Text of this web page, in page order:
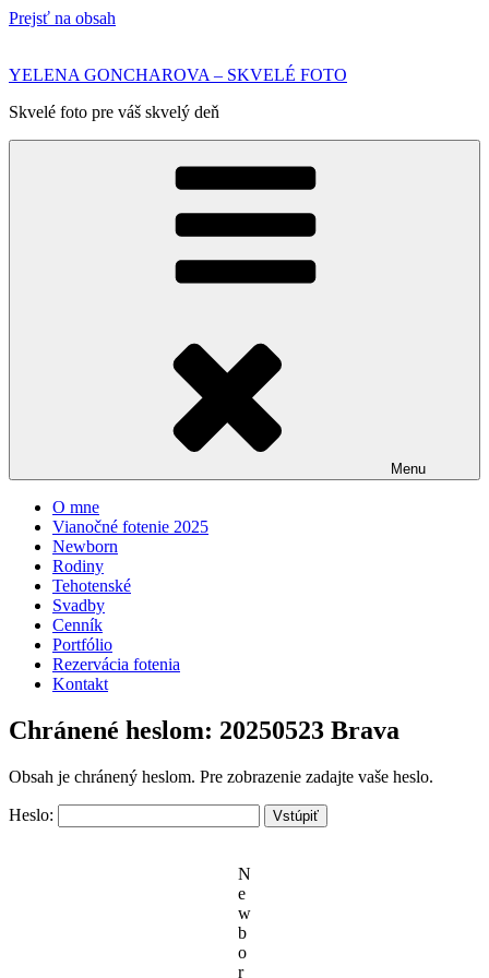
Prejsť na obsah
YELENA GONCHAROVA – SKVELÉ FOTO
Skvelé foto pre váš skvelý deň
Menu
O mne
Vianočné fotenie 2025
Newborn
Rodiny
Tehotenské
Svadby
Cenník
Portfólio
Rezervácia fotenia
Kontakt
Chránené heslom: 20250523 Brava
Obsah je chránený heslom. Pre zobrazenie zadajte vaše heslo.
Heslo:
N
e
w
b
o
r